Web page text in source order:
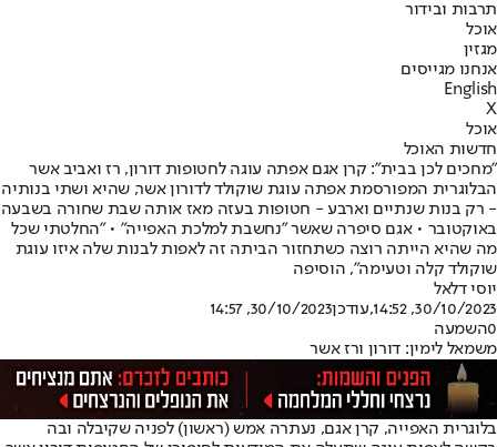
תרבות ובידור
אוכל
מגזין
אנחנו מגייסים
English
X
אוכל
חדשות האוכל
"מחכים לכן בבית": קרן אגם אפתה עוגה לחטופות דורון, רז ואביב אשר
הבלוגרית המפורסמת אפתה עוגת שוקולד לדורון אשר, שהיא ושתי בנותיה
- רק בנות שנתיים וארבע - חטופות בעזה מאז אותה שבת שחורה בשבעה
באוקטובר • אגם סיפרה שאשר "נחשבת למלכת האפייה" • "החלטתי שכל
מה שהיא הייתה רוצה כשתחזור הביתה זה לאפות לבנות שלה איזו עוגת
שוקולד קלה וטעימה", הוסיפה
יוסי דלאל
30/10/2023, 14:52
,עודכן30/10/2023, 14:57
0השמעה
משמאל לימין: דורון ורז אשר
בלוגרית האפייה, קרן אגם, נעתרה אמש (ראשון) לפניה שקיבלה ובה